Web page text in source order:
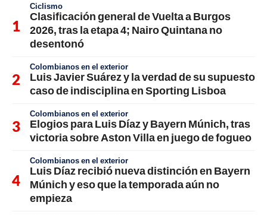
Ciclismo
Clasificación general de Vuelta a Burgos
2026, tras la etapa 4; Nairo Quintana no
desentonó
Colombianos en el exterior
Luis Javier Suárez y la verdad de su supuesto
caso de indisciplina en Sporting Lisboa
Colombianos en el exterior
Elogios para Luis Díaz y Bayern Múnich, tras
victoria sobre Aston Villa en juego de fogueo
Colombianos en el exterior
Luis Díaz recibió nueva distinción en Bayern
Múnich y eso que la temporada aún no
empieza